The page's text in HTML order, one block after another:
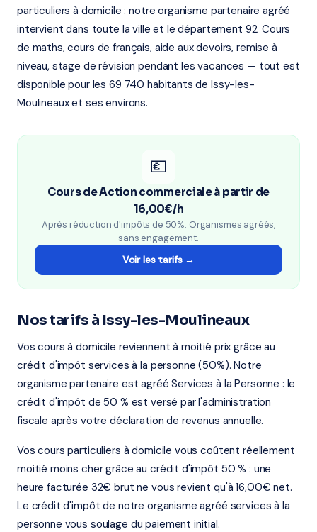
particuliers à domicile : notre organisme partenaire agréé
intervient dans toute la ville et le département 92. Cours
de maths, cours de français, aide aux devoirs, remise à
niveau, stage de révision pendant les vacances — tout est
disponible pour les 69 740 habitants de Issy-les-
Moulineaux et ses environs.
💶
Cours de Action commerciale à partir de
16,00€/h
Après réduction d'impôts de 50%. Organismes agréés,
sans engagement.
Voir les tarifs →
Nos tarifs à Issy-les-Moulineaux
Vos cours à domicile reviennent à moitié prix grâce au
crédit d'impôt services à la personne (50%). Notre
organisme partenaire est agréé Services à la Personne : le
crédit d'impôt de 50 % est versé par l'administration
fiscale après votre déclaration de revenus annuelle.
Vos cours particuliers à domicile vous coûtent réellement
moitié moins cher grâce au crédit d'impôt 50 % : une
heure facturée 32€ brut ne vous revient qu'à 16,00€ net.
Le crédit d'impôt de notre organisme agréé services à la
personne vous soulage du paiement initial.